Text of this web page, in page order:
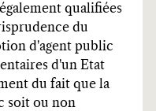
qualifiées
du
d'agent public
d'un Etat
du fait que la
soit ou non